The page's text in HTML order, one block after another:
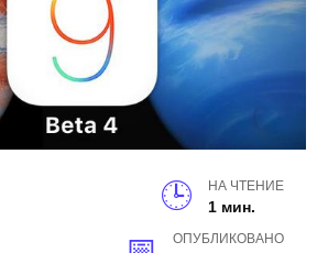
НА ЧТЕНИЕ
1 мин.
ОПУБЛИКОВАНО